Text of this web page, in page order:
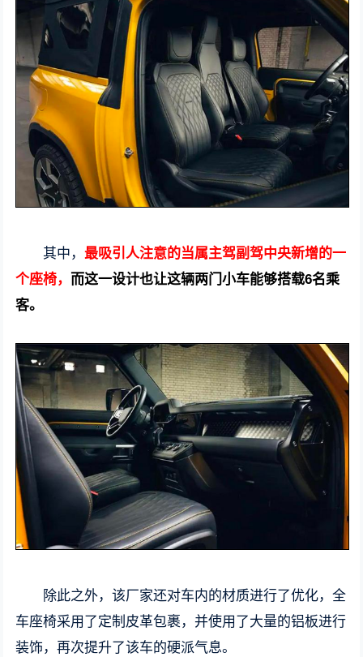
其中，最吸引人注意的当属主驾副驾中央新增的一
个座椅， 而这一设计也让这辆两门小车能够搭载6名乘
客。
除此之外，该厂家还对车内的材质进行了优化，全
车座椅采用了定制皮革包裹，并使用了大量的铝板进行
装饰，再次提升了该车的硬派气息。